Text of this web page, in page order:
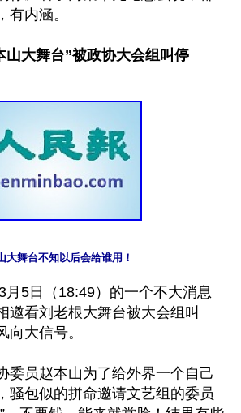
有内涵。
山大舞台”被政协大会组叫停
大舞台不知以后会给谁用！
月5日（18:49）的一个不大消息
邀看刘老根大舞台被大会组叫
向大信号。
委员赵本山为了给外界一个自己
骚包似的拼命邀请文艺组的委员